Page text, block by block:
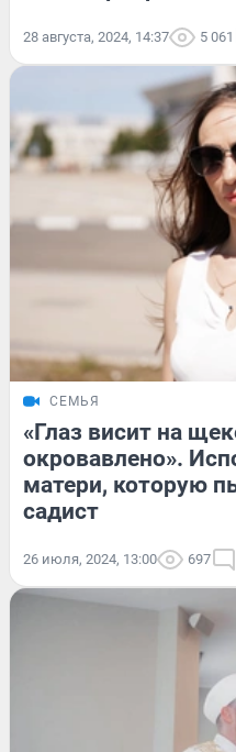
28 августа, 2024, 14:37 5 061
СЕМЬЯ
«Глаз висит на
окровавлено».
матери, которую
садист
26 июля, 2024, 13:00 697